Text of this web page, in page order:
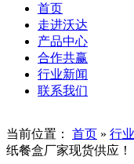
首页
走进沃达
产品中心
合作共赢
行业新闻
联系我们
当前位置： 首页 » 行
纸餐盒厂家现货供应！